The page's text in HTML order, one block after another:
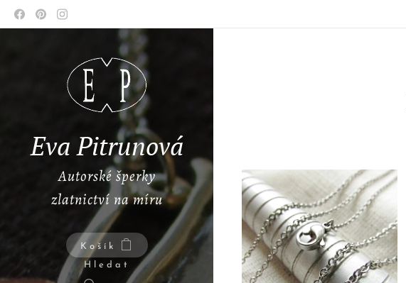
Eva Pitrunová
Autorské šperky
zlatnictví na míru
Košík
Hledat